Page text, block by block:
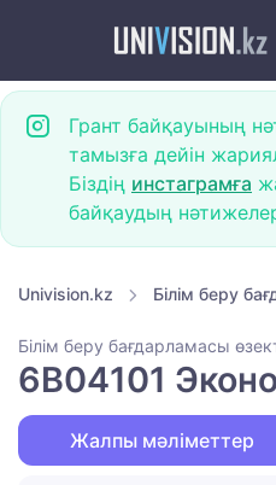
Грант байқауының
тамызға дейін
Біздің инстаграмға
байқаудың
Univision.kz Білім беру
Білім беру бағдарламасы
6B04101
Жалпы мәліметтер